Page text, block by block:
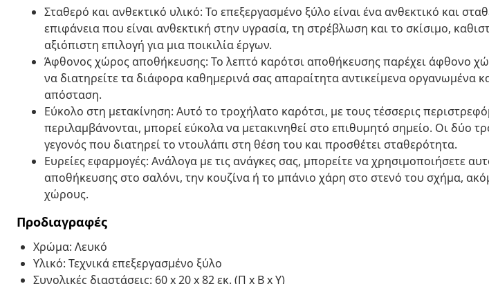
Σταθερό και ανθεκτικό υλικό: Το επεξεργασμένο ξύλο είναι ένα ανθεκτικό και
επιφάνεια που είναι ανθεκτική στην υγρασία, τη στρέβλωση και το σκίσιμο,
αξιόπιστη επιλογή για μια ποικιλία έργων.
Άφθονος χώρος αποθήκευσης: Το λεπτό καρότσι αποθήκευσης παρέχει άφθονο
να διατηρείτε τα διάφορα καθημερινά σας απαραίτητα αντικείμενα οργανωμένα
απόσταση.
Εύκολο στη μετακίνηση: Αυτό το τροχήλατο καρότσι, με τους τέσσερις
περιλαμβάνονται, μπορεί εύκολα να μετακινηθεί στο επιθυμητό σημείο. Οι δύο
γεγονός που διατηρεί το ντουλάπι στη θέση του και προσθέτει σταθερότητα.
Ευρείες εφαρμογές: Ανάλογα με τις ανάγκες σας, μπορείτε να χρησιμοποιήσετε
αποθήκευσης στο σαλόνι, την κουζίνα ή το μπάνιο χάρη στο στενό του σχήμα,
χώρους.
Προδιαγραφές
Χρώμα: Λευκό
Υλικό: Τεχνικά επεξεργασμένο ξύλο
Συνολικές διαστάσεις: 60 x 20 x 82 εκ. (Π x Β x Υ)